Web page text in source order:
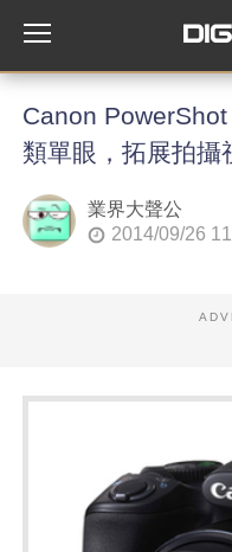
Canon
類單眼，拓展拍攝
業界大聲公
2014/09/26